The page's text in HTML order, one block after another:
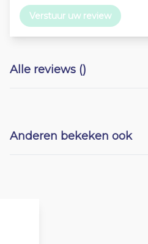
Verstuur uw review
Alle reviews ()
Anderen bekeken ook